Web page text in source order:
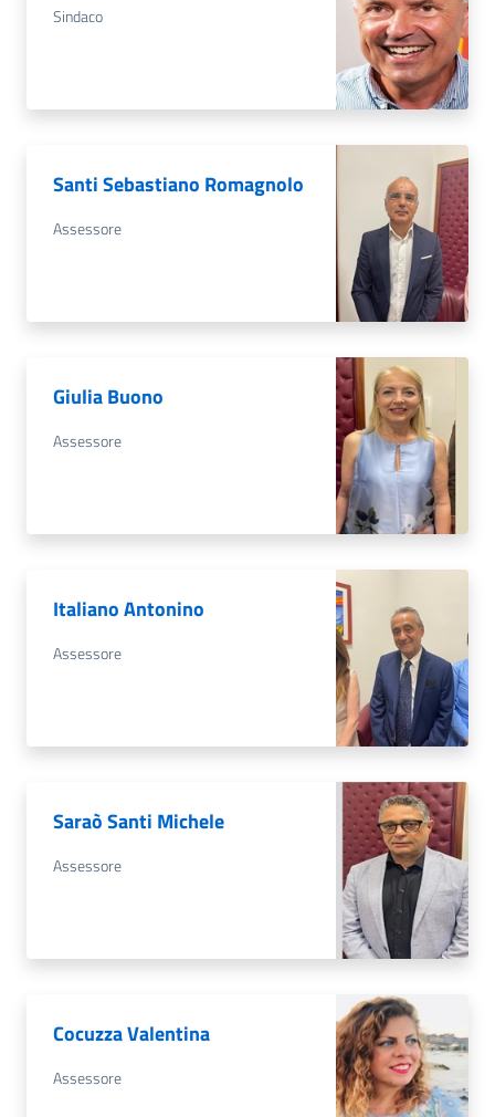
Sindaco
Santi Sebastiano Romagnolo
Assessore
Giulia Buono
Assessore
Italiano Antonino
Assessore
Saraò Santi Michele
Assessore
Cocuzza Valentina
Assessore